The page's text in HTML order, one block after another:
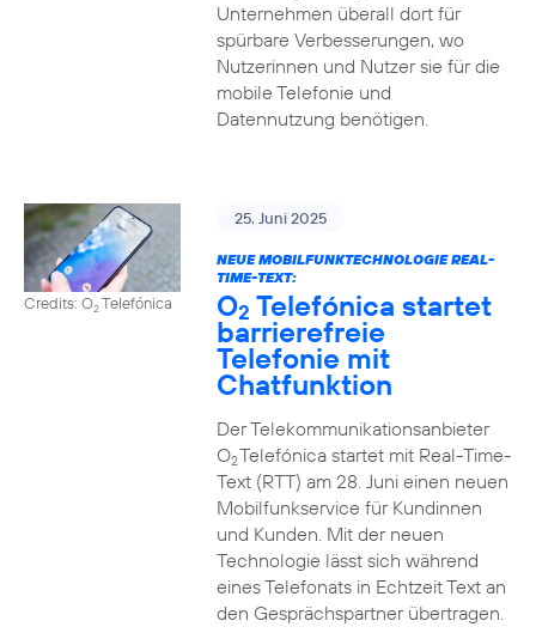
Unternehmen überall dort für
spürbare Verbesserungen, wo
Nutzerinnen und Nutzer sie für die
mobile Telefonie und
Datennutzung benötigen.
Credits: O2Telefónica
25. Juni 2025
NEUE MOBILFUNKTECHNOLOGIE REAL-
TIME-TEXT:
O2 Telefónica startet
barrierefreie
Telefonie mit
Chatfunktion
Der Telekommunikationsanbieter
O2Telefónica startet mit Real-Time-
Text (RTT) am 28. Juni einen neuen
Mobilfunkservice für Kundinnen
und Kunden. Mit der neuen
Technologie lässt sich während
eines Telefonats in Echtzeit Text an
den Gesprächspartner übertragen.